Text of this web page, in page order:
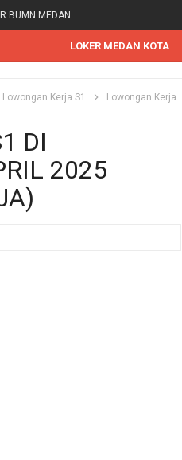
BUMN MEDAN
LOKER MEDAN KOTA
Lowongan Kerja S1 Lowongan Kerja Tahun 2025
DI
2025